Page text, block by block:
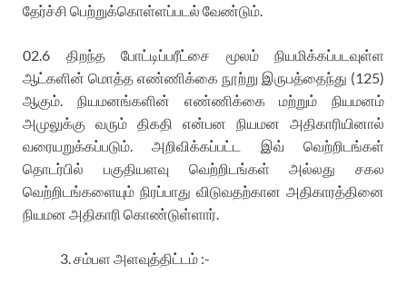
தேர்ச்சி பெற்றுக்கொள்ளப்படல் வேண்டும்.
02.6 திறந்த போட்டிப்பரீட்சை மூலம் நியமிக்கப்படவுள்ள
ஆட்களின் மொத்த எண்ணிக்கை நூற்று இருபத்தைந்து (125)
ஆகும். நியமனங்களின் எண்ணிக்கை மற்றும் நியமனம்
அமுலுக்கு வரும் திகதி என்பன நியமன அதிகாரியினால்
வரையறுக்கப்படும். அறிவிக்கப்பட்ட இவ் வெற்றிடங்கள்
தொடர்பில் பகுதியளவு வெற்றிடங்கள் அல்லது சகல
வெற்றிடங்களையும் நிரப்பாது விடுவதற்கான அதிகாரத்தினை
நியமன அதிகாரி கொண்டுள்ளார்.
சம்பள அளவுத்திட்டம் :-